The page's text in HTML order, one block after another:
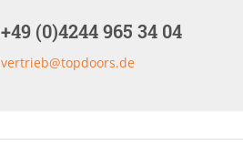
+49 (0)4244 965 34 04
vertrieb@topdoors.de